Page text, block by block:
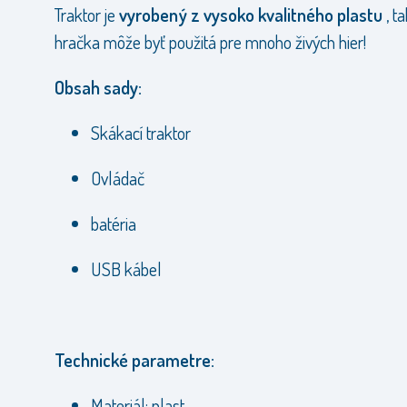
Traktor jevyrobený z vysoko kvalitného plastu ,
hračka môže byť použitá pre mnoho živých hier!
Obsah sady:
Skákací traktor
Ovládač
batéria
USB kábel
Technické parametre: